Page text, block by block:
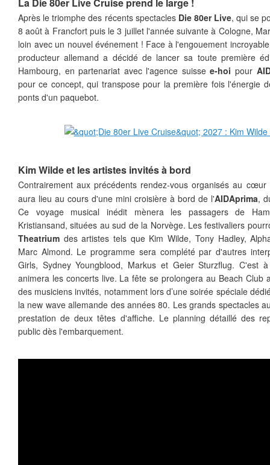
Après le triomphe des récents spectacles Die 80er Live, qui se
8 août à Francfort puis le 3 juillet l'année suivante à Cologne,
loin avec un nouvel événement ! Face à l'engouement
producteur allemand a décidé de lancer sa toute première
Hambourg, en partenariat avec l'agence suissee-hoi pour
pour ce concept, qui transpose pour la première fois l'énergie
ponts d'un paquebot.
Kim Wilde et les artistes invités à bord
Contrairement aux précédents rendez-vous organisés au
aura lieu au cours d'une mini croisière à bord de l'AIDAprima,
Ce voyage musical inédit mènera les passagers de
Kristiansand, situées au sud de la Norvège. Les festivaliers
Theatrium des artistes tels que Kim Wilde, Tony Hadley,
Marc Almond. Le programme sera complété par d'autres
Girls, Sydney Youngblood, Markus et Geier Sturzflug. C'est
animera les concerts live. La fête se prolongera au Beach Club
des musiciens invités, notamment lors d’une soirée spéciale
la new wave allemande des années 80. Les grands spectacles
prestation de deux têtes d'affiche. Le planning détaillé des
public dès l'embarquement.